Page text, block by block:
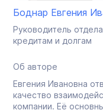
Боднар Евгения
Руководитель
кредитам и долгам
Об авторе
Евгения Ивановна
качество
компании. Её